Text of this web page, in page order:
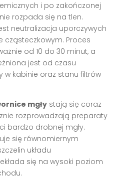
i po zakończonej
rozpada się na tlen.
neutralizacja uporczywych
Proces
od 10 do 30 minut, a
jest od czasu
w kabinie oraz stanu filtrów
mgły stają się coraz
rozprowadzają preparaty
bardzo drobnej mgły.
się równomiernym
układu
się na wysoki poziom